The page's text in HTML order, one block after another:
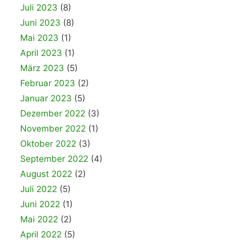
Juli 2023 (8)
Juni 2023 (8)
Mai 2023 (1)
April 2023 (1)
März 2023 (5)
Februar 2023 (2)
Januar 2023 (5)
Dezember 2022 (3)
November 2022 (1)
Oktober 2022 (3)
September 2022 (4)
August 2022 (2)
Juli 2022 (5)
Juni 2022 (1)
Mai 2022 (2)
April 2022 (5)